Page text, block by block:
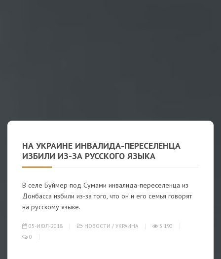
НА УКРАИНЕ ИНВАЛИДА-ПЕРЕСЕЛЕНЦА
ИЗБИЛИ ИЗ-ЗА РУССКОГО ЯЗЫКА
В селе Буймер под Сумами инвалида-переселенца из
Донбасса избили из-за того, что он и его семья говорят
на русскому языке.
05-ИЮЛ-2018 НОВОСТИ / УКРАИНА
3 190
0